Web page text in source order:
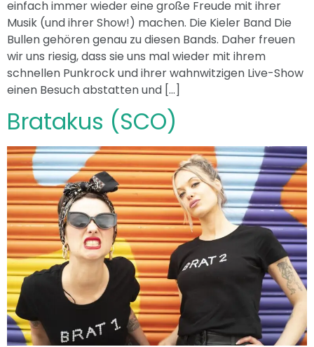
einfach immer wieder eine große Freude mit ihrer
Musik (und ihrer Show!) machen. Die Kieler Band Die
Bullen gehören genau zu diesen Bands. Daher freuen
wir uns riesig, dass sie uns mal wieder mit ihrem
schnellen Punkrock und ihrer wahnwitzigen Live-Show
einen Besuch abstatten und […]
Bratakus (SCO)